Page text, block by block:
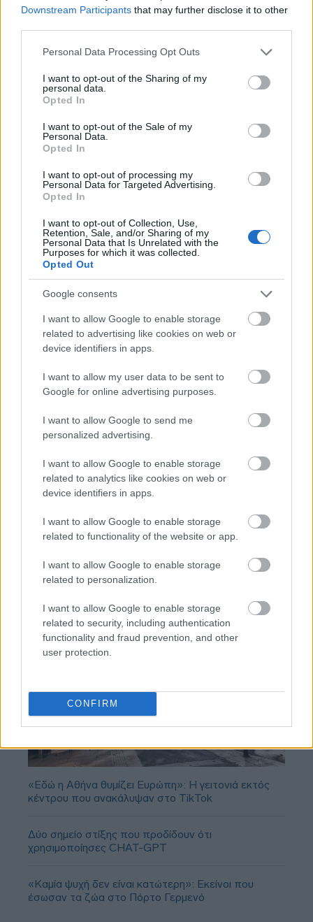
Downstream Participants that may further disclose it to other
Please note that this website/app uses one or more Google
not limited to your visit or usage behaviour. You may click to
grant or deny consent to Google and its third-party tags to
use your data for below specified purposes in below Google
consent section.
Personal Data Processing Opt Outs
I want to opt-out of the Sharing of my
personal data.
Opted In
I want to opt-out of the Sale of my
Personal Data.
Opted In
I want to opt-out of processing my
Personal Data for Targeted Advertising.
Opted In
I want to opt-out of Collection, Use,
Retention, Sale, and/or Sharing of my
Personal Data that Is Unrelated with the
Purposes for which it was collected.
Opted Out
Google consents
I want to allow Google to enable storage
related to advertising like cookies on web or
device identifiers in apps.
I want to allow my user data to be sent to
Google for online advertising purposes.
I want to allow Google to send me
personalized advertising.
I want to allow Google to enable storage
related to analytics like cookies on web or
device identifiers in apps.
I want to allow Google to enable storage
related to functionality of the website or app.
I want to allow Google to enable storage
related to personalization.
I want to allow Google to enable storage
related to security, including authentication
functionality and fraud prevention, and other
user protection.
CONFIRM
BEST OF
Ολυμπιακός: Πρόταση για δανεισμό και οψιόν
αγοράς του Μόουρα σύμφωνα με τους Πορτογάλους
Φενέρμπαχτσε: Αντέγραψε τον ποδοσφαιρικό
Παναθηναϊκό με Spiderman και Λιβάι Γκαρσία!
Ρεάλ Μαδρίτης ή Μπαρτσελόνα; Ο Ρόδρι μπροστά
στο μεγαλύτερο δίλημμα της καριέρας του
«Εδώ η Αθήνα θυμίζει Ευρώπη»: H γειτονιά εκτός
κέντρου που ανακάλυψαν στο TikTok
Δύο σημείο στίξης που προδίδουν ότι
χρησιμοποίησες CHAT-GPT
«Καμία ψυχή δεν είναι κατώτερη»: Εκείνοι που
έσωσαν τα ζώα στο Πόρτο Γερμενό